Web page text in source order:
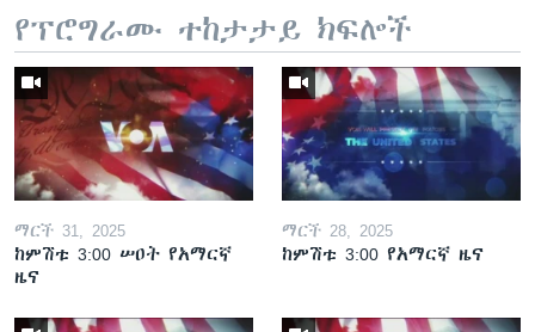
የፕሮግራሙ ተከታታይ ክፍሎች
ማርች 31, 2025
ከምሽቱ 3:00 ሠዐት የአማርኛ
ዜና
ማርች 28, 2025
ከምሽቱ 3:00 የአማርኛ ዜና